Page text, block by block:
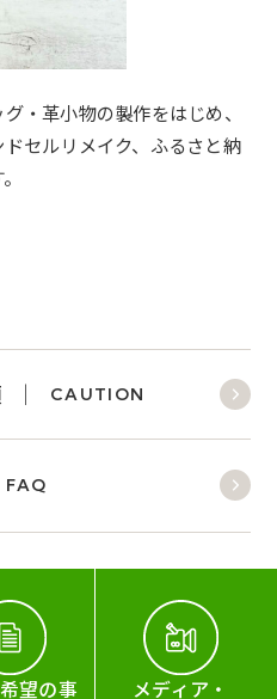
・革小物の製作をはじめ、
セルリメイク、 ふるさと納
CAUTION
FAQ
望の事 メディア・